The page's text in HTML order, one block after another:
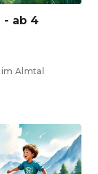
- ab 4
Almtal